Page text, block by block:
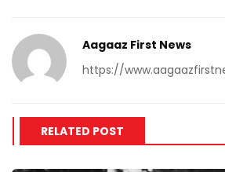
Aagaaz First News
https://
RELATED POST